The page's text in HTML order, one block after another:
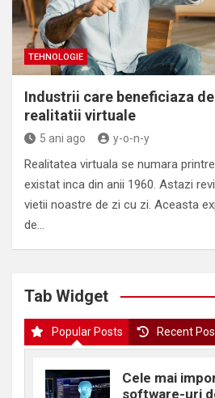
TEHNOLOGIE
Industrii care beneficiaza
realitatii virtuale
5 ani ago y-o-n-y
Realitatea virtuala se numara
existat inca din anii 1960. Astazi
vietii noastre de zi cu zi. Aceasta
de…
Tab Widget
Popular Posts Recent
Cele mai
software-uri